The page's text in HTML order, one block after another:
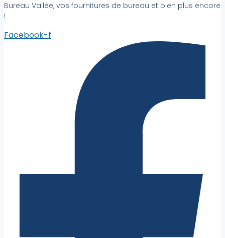
Bureau Vallée, vos fournitures de bureau et bien plus encore
!
Facebook-f